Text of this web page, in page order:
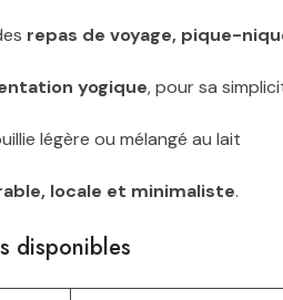
repas de voyage, pique-
yogique, pour sa
légère ou mélangé au lait
locale et minimaliste.
disponibles